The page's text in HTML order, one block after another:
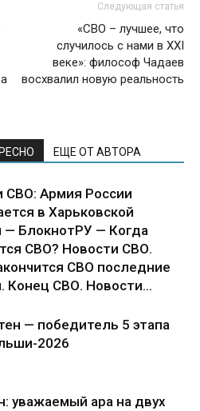
Следующая статья
«СВО – лучшее, что
случилось с нами в XXI
веке»: философ Чадаев
восхвалил новую реальность
ЕЩЕ ОТ АВТОРА
СВО: Армия России
в Харьковской
— БлокнотРУ — Когда
СВО? Новости СВО.
СВО последние
Конец СВО. Новости...
— победитель 5 этапа
2026
уважаемый ара на двух